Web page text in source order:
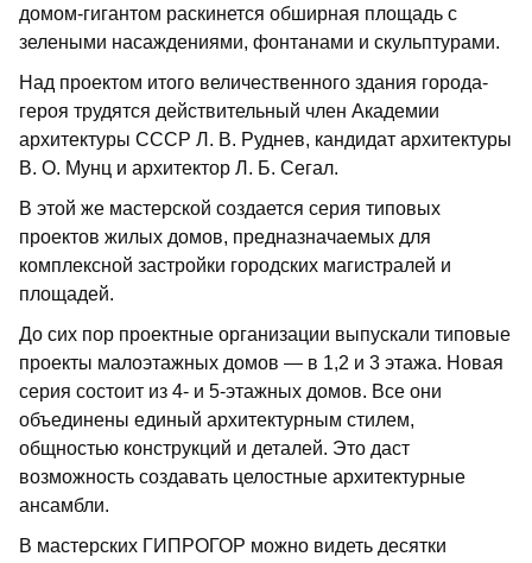
домом-гигантом раскинется обширная площадь с
зелеными насаждениями, фонтанами и скульптурами.
Над проектом итого величественного здания города-
героя трудятся действительный член Академии
архитектуры СССР Л. В. Руднев, кандидат архитектуры
В. О. Мунц и архитектор Л. Б. Сегал.
В этой же мастерской создается серия типовых
проектов жилых домов, предназначаемых для
комплексной застройки городских магистралей и
площадей.
До сих пор проектные организации выпускали типовые
проекты малоэтажных домов — в 1,2 и 3 этажа. Новая
серия состоит из 4- и 5-этажных домов. Все они
объединены единый архитектурным стилем,
общностью конструкций и деталей. Это даст
возможность создавать целостные архитектурные
ансамбли.
В мастерских ГИПРОГОР можно видеть десятки